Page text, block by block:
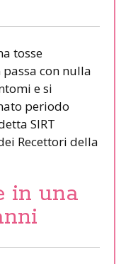
tosse
con nulla
e si
periodo
SIRT
Recettori della
in una